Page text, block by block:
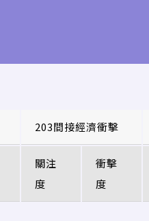
203間接經濟衝擊
關注
度
衝擊
度